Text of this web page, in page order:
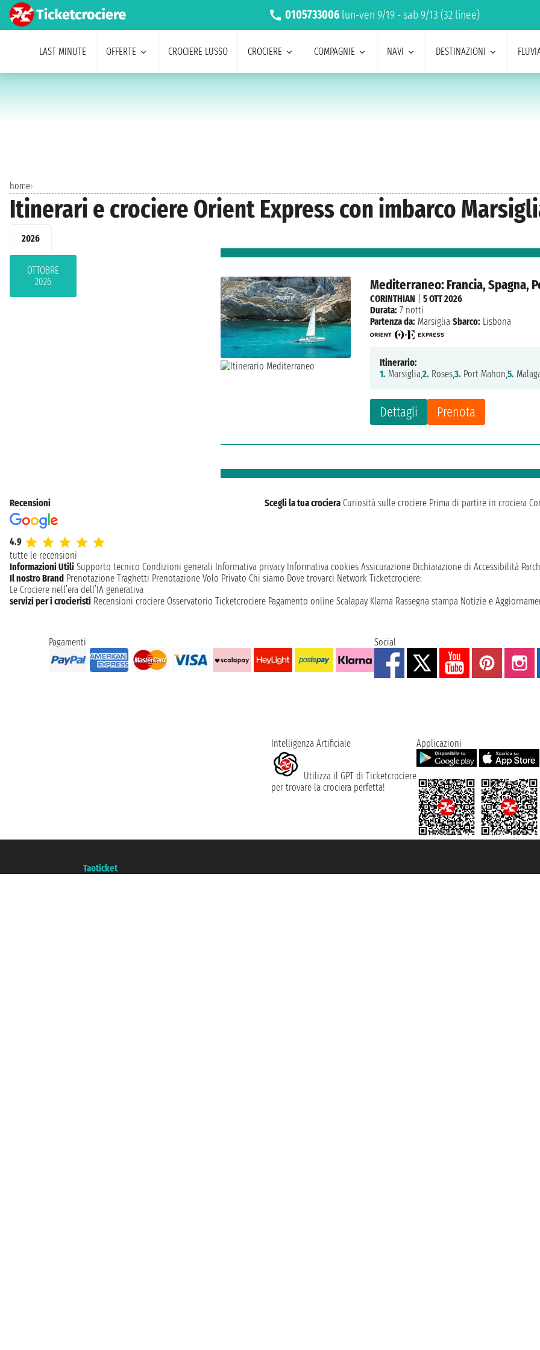
0105733006 lun-ven 9/19 - sab 9/13 (32 linee)
LAST MINUTE OFFERTE CROCIERE LUSSO CROCIERE COMPAGNIE NAVI DESTINAZIONI
home›
Itinerari e crociere Orient Express con imbarco
2026
OTTOBRE
2026
Mediterraneo: Francia, Spagna,
Dettagli Prenota
CORINTHIAN |5 OTT 2026
Durata: 7 notti
Partenza da: Marsiglia Sbarco: Lisbona
Itinerario:
1. Marsiglia,2. Roses,3. Port Mahon,5.
Recensioni
4.9
tutte le recensioni
Scegli la tua crociera Curiosità sulle crociere Prima di partire in crociera
Informazioni Utili Supporto tecnico Condizioni generali Informativa privacy Informativa cookies Assicurazione Dichiarazione di Accessibilità
Il nostro Brand Prenotazione Traghetti Prenotazione Volo Privato Chi siamo Dove trovarci Network Ticketcrociere:
Le Crociere nell’era dell’IA generativa
servizi per i crocieristi Recensioni crociere Osservatorio Ticketcrociere Pagamento online Scalapay Klarna Rassegna stampa Notizie e
Pagamenti Social
Intelligenza Artificiale
Utilizza il GPT di Ticketcrociere
per trovare la crociera perfetta!
Applicazioni
Taoticket